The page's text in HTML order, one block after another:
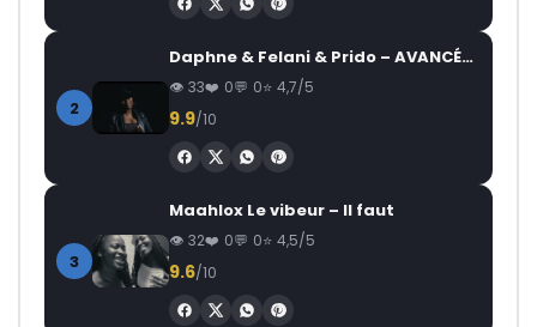
2
Daphne & Felani & Prido – AVANCÉE (Le Pays Va Mal)
33 0 0 4,7/5
9.9/10
3
Maahlox Le vibeur – Il faut
32 0 0 4,5/5
9.6/10